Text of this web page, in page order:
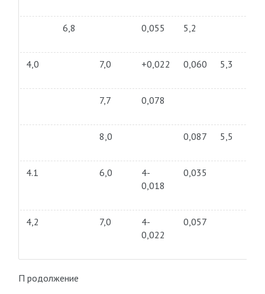
6,8 0,055 5,2
4,0 7,0 +0,022 0,060 5,3
7,7 0,078
8,0 0,087 5,5
4.1 6,0
4-
0,018
0,035
4,2 7,0
4-
0,022
0,057
П родолжение